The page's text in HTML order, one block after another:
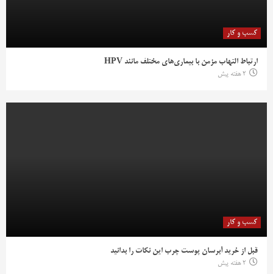
کسب و کار
ارتباط التهاب مزمن با بیماری‌های مختلف مانند HPV
2 هفته پیش
کسب و کار
قبل از خرید آبرسان پوست چرب این نکات را بدانید
2 هفته پیش